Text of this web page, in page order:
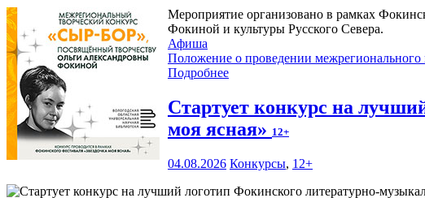
Мероприятие организовано в рамках
Фокиной и культуры Русского Севера.
Афиша
Положение о проведении межрегионального
Подробнее
Стартует конкурс на
моя ясная» 12+
04.08.2026 Конкурсы, 12+